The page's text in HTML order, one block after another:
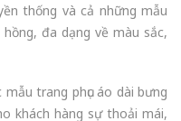
thống và cả những mẫu
đa dạng về màu sắc,
trang phục áo dài bưng
khách hàng sự thoải mái,